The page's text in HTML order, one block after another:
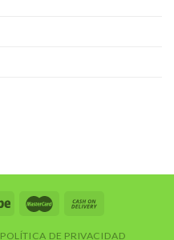
POLÍTICA DE PRIVACIDAD